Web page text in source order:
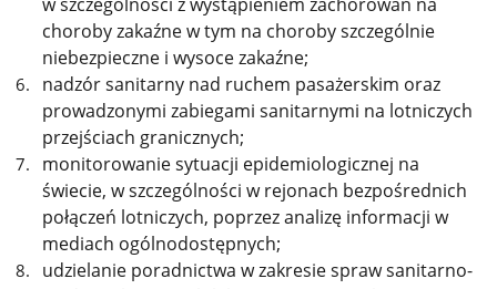
choroby zakaźne w tym na choroby szczególnie
niebezpieczne i wysoce zakaźne;
nadzór sanitarny nad ruchem pasażerskim oraz
prowadzonymi zabiegami sanitarnymi na lotniczych
przejściach granicznych;
monitorowanie sytuacji epidemiologicznej na
świecie, w szczególności w rejonach bezpośrednich
połączeń lotniczych, poprzez analizę informacji w
mediach ogólnodostępnych;
udzielanie poradnictwa w zakresie spraw sanitarno-